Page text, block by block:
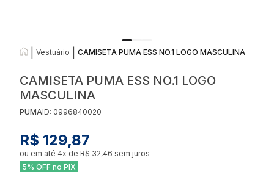
Vestuário CAMISETA PUMA ESS NO.1 LOGO MASCULINA
CAMISETA PUMA ESS NO.1 LOGO
MASCULINA
PUMAID: 0996840020
R$ 129,87
ou em até 4x de R$ 32,46 sem juros
5% OFF no PIX